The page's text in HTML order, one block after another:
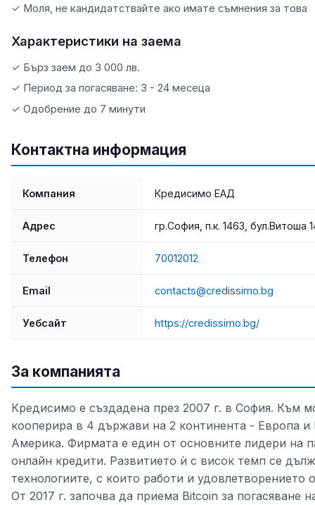
✓ Mоля, не кандидатствaйте ако имате съмнения за това
Характеристики на заема
✓ Бърз заем до 3 000 лв.
✓ Период за погасяване: 3 - 24 месеца
✓ Одобрение до 7 минути
Контактна информация
Компания Кредисимо ЕАД
Адрес гр.София, п.к. 1463, бул.Витоша
Телефон 70012012
Email contacts@credissimo.bg
Уебсайт https://credissimo.bg/
За компанията
Кредисимо е създадена през 2007 г. в София. Към
кооперира в 4 държави на 2 континента - Европа
Америка. Фирмата е един от основните лидери на
онлайн кредити. Развитието ѝ с висок темп се
технологиите, с които работи и удовлетворението
От 2017 г. започва да приема Bitcoin за погасяване